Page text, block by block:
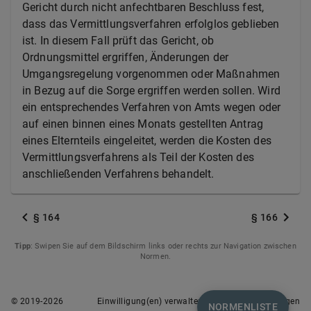
Gericht durch nicht anfechtbaren Beschluss fest,
dass das Vermittlungsverfahren erfolglos geblieben
ist. In diesem Fall prüft das Gericht, ob
Ordnungsmittel ergriffen, Änderungen der
Umgangsregelung vorgenommen oder Maßnahmen
in Bezug auf die Sorge ergriffen werden sollen. Wird
ein entsprechendes Verfahren von Amts wegen oder
auf einen binnen eines Monats gestellten Antrag
eines Elternteils eingeleitet, werden die Kosten des
Vermittlungsverfahrens als Teil der Kosten des
anschließenden Verfahrens behandelt.
§ 164 § 166
Tipp: Swipen Sie auf dem Bildschirm links oder rechts zur Navigation zwischen
Normen.
NORMENLISTE
© 2019-2026
Einwilligung(en) verwalten Nutzungsbedingungen